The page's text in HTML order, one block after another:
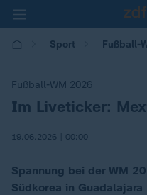
Sport Fußball-
Fußball-WM 2026
:
Im Liveticker:
19.06.2026 | 00:00
Spannung bei der WM
Südkorea in